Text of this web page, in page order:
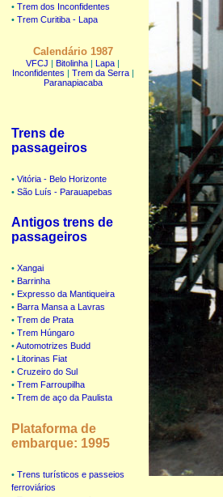
• Trem dos Inconfidentes
• Trem Curitiba - Lapa
Calendário 1987
VFCJ Bitolinha Lapa
Inconfidentes
Trem da Serra|
Paranapiacaba
Trens de
passageiros
• Vitória - Belo Horizonte
• São Luís - Parauapebas
Antigos trens de
passageiros
• Xangai
• Barrinha
• Expresso da Mantiqueira
• Barra Mansa a Lavras
• Trem de Prata
• Trem Húngaro
•Automotrizes Budd
• Litorinas Fiat
• Cruzeiro do Sul
• Trem Farroupilha
• Trem de aço da Paulista
Plataforma de
embarque: 1995
• Trens turísticos e passeios
ferroviários